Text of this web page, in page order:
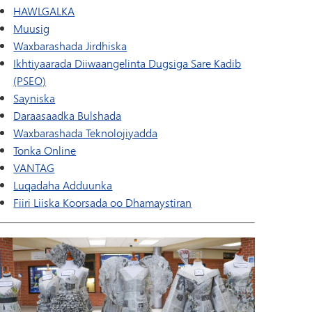
HAWLGALKA
Muusig
Waxbarashada Jirdhiska
Ikhtiyaarada Diiwaangelinta Dugsiga Sare Kadib
(PSEO)
Sayniska
Daraasaadka Bulshada
Waxbarashada Teknolojiyadda
Tonka Online
VANTAG
Luqadaha Adduunka
Fiiri Liiska Koorsada oo Dhamaystiran